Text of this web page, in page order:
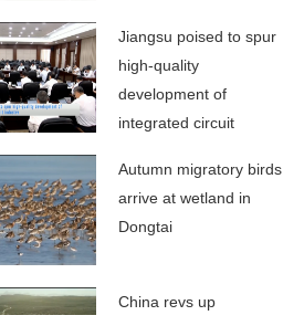
Jiangsu poised to spur
high-quality
development of
integrated circuit
Autumn migratory birds
arrive at wetland in
Dongtai
China revs up